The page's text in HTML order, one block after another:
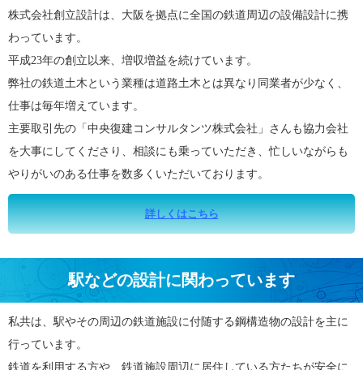
株式会社創立設計は、大阪を拠点に全国の鉄道周辺の設備設計に携
わっています。
平成23年の創立以来、増収増益を続けています。
弊社の鉄道土木という業種は道路土木とは異なり同業者が少なく、
仕事は毎年増えています。
主要取引先の「中央復建コンサルタンツ株式会社」さんも協力会社
を大事にしてくださり、相談にも乗っていただき、忙しいながらも
やりがいのある仕事を数多くいただいております。
詳しくはこちら
駅などの設計に関わっています
私共は、駅やその周辺の鉄道施設に付随する鋼構造物の設計を主に
行っています。
鉄道を利用する方や、鉄道施設周辺に居住している方たちが安全に